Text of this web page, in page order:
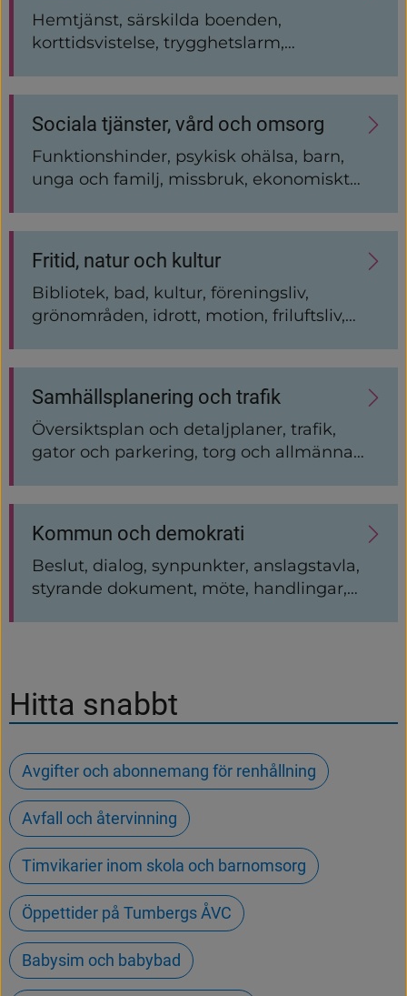
Hemtjänst, särskilda boenden,
korttidsvistelse, trygghetslarm,
Sociala tjänster, vård och omsorg
Funktionshinder, psykisk ohälsa, barn,
unga och familj, missbruk, ekonomiskt
Fritid, natur och kultur
Bibliotek, bad, kultur, föreningsliv,
grönområden, idrott, motion, friluftsliv,
Samhällsplanering och trafik
Översiktsplan och detaljplaner, trafik,
gator och parkering, torg och allmänna
Kommun och demokrati
Beslut, dialog, synpunkter, anslagstavla,
styrande dokument, möte, handlingar,
Hitta snabbt
Avgifter och abonnemang för renhållning
Avfall och återvinning
Timvikarier inom skola och barnomsorg
Öppettider på Tumbergs ÅVC
Babysim och babybad